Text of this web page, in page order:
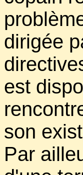
dirigée
est
son
Par